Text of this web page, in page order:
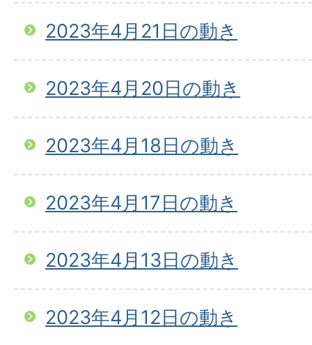
2023年4月21日の動き
2023年4月20日の動き
2023年4月18日の動き
2023年4月17日の動き
2023年4月13日の動き
2023年4月12日の動き